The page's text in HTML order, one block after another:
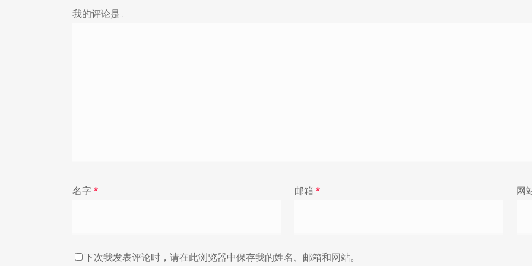
我的评论是..
名字 * 邮箱 * 网
下次我发表评论时，请在此浏览器中保存我的姓名、邮箱和网站。